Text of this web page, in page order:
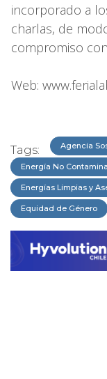
incorporado a
charlas, de
compromiso
Web:
Tags: Agencia
Energía No
Energías Limpias y
Equidad de Género